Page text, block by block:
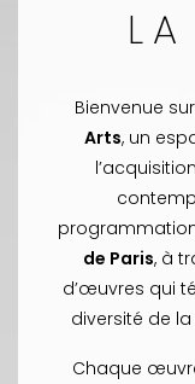
Bienvenue
Arts, un
de Paris, à
d’œuvres qui
diversité de
Chaque